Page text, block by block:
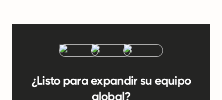
¿Listo para expandir su equipo
global?